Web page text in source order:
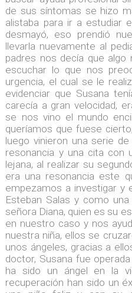
de sus síntomas se hizo
alistaba para ir a estudiar
desmayó, eso prendió
llevarla nuevamente al
padres nos decía que algo
escuchar lo que nos
urgencia, el cual se le
evidenciar que Susana
carecía a gran velocidad,
se nos vino el mundo
queríamos que fuese
luego vinieron una serie
resonancia y una cita con
lejana, al realizar su
era una resonancia este
empezamos a investigar y
Esteban Salas y como
señora Diana, quien es su
en nuestro caso y nos
nuestra niña, ellos se
unos ángeles, gracias a
doctor, Susana fue
ha sido un ángel en la
recuperación han sido un